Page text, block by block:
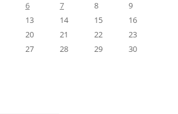
6 7 8
9
13 14 15
16
20 21 22
23
27 28 29
30